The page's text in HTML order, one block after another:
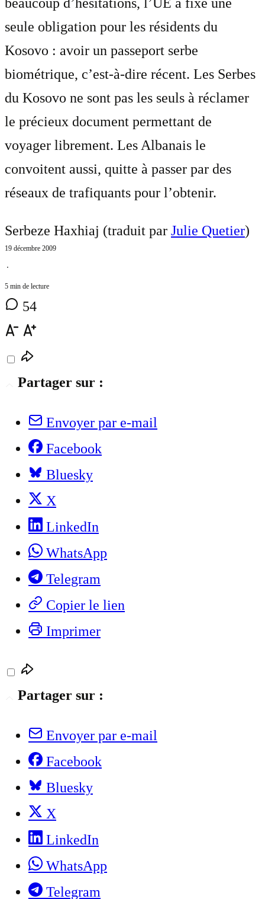
seule obligation pour les résidents du
Kosovo : avoir un passeport serbe
biométrique, c’est-à-dire récent. Les Serbes
du Kosovo ne sont pas les seuls à réclamer
le précieux document permettant de
voyager librement. Les Albanais le
convoitent aussi, quitte à passer par des
réseaux de trafiquants pour l’obtenir.
Serbeze Haxhiaj (traduit par Julie Quetier)
19 décembre 2009
⋅
5 min de lecture
54
Partager sur :
Envoyer par e-mail
Facebook
Bluesky
X
LinkedIn
WhatsApp
Telegram
Copier le lien
Imprimer
Partager sur :
Envoyer par e-mail
Facebook
Bluesky
X
LinkedIn
WhatsApp
Telegram